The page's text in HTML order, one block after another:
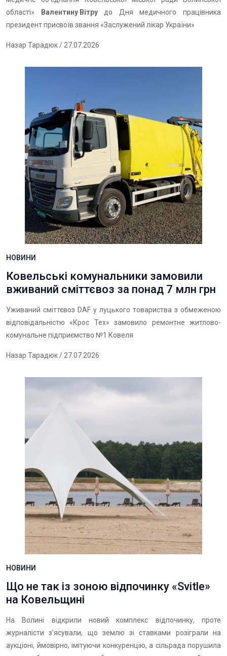
області»
Валентину Вітрудо Дня медичного працівника
президент присвоїв звання «Заслужений лікар України»
Назар Тарадюк/ 27.07.2026
НОВИНИ
Ковельські комунальники замовили
вживаний сміттєвоз за понад 7 млн грн
Уживаний сміттєвоз DAF у луцького товариства з обмеженою
відповідальністю «Крос Тех» замовило ремонтне житлово-
комунальне підприємство №1 Ковеля
Назар Тарадюк/ 27.07.2026
НОВИНИ
Що не так із зоною відпочинку «Svitle»
на Ковельщині
На Волині відкрили новий комплекс відпочинку, проте
журналісти з’ясували, що землю зі ставками розіграли на
аукціоні, ймовірно, імітуючи конкуренцію, а сільрада порушила